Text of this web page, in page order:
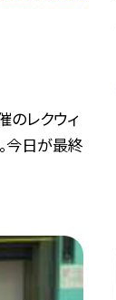
のレクウィ
今日が最終